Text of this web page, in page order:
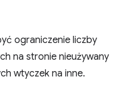
ograniczenie liczby
na stronie nieużywany
wtyczek na inne.